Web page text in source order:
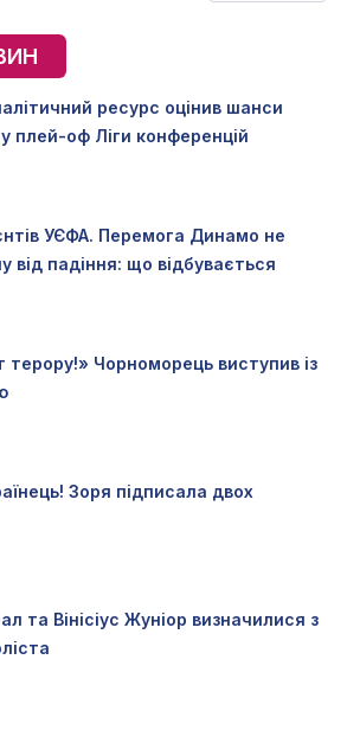
ресурс оцінив шанси
плей-оф Ліги конференцій
УЄФА. Перемога Динамо не
від падіння: що відбувається
терору!» Чорноморець виступив із
Зоря підписала двох
та Вінісіус Жуніор визначилися з